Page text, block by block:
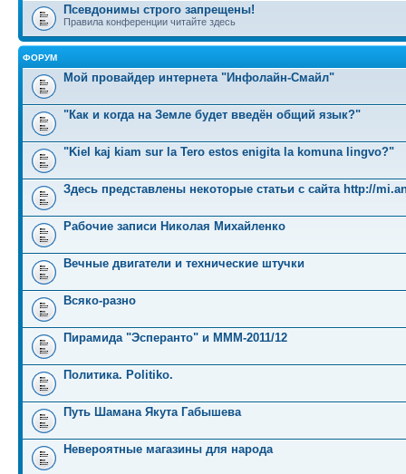
Псевдонимы строго запрещены!
Правила конференции читайте здесь
ФОРУМ
Мой провайдер интернета "Инфолайн-Смайл"
"Как и когда на Земле будет введён общий язык?"
"Kiel kaj kiam sur la Tero estos enigita la komuna lingvo?"
Здесь представлены некоторые статьи с сайта http://
Рабочие записи Николая Михайленко
Вечные двигатели и технические штучки
Всяко-разно
Пирамида "Эсперанто" и MMM-2011/12
Политика. Politiko.
Путь Шамана Якута Габышева
Невероятные магазины для народа